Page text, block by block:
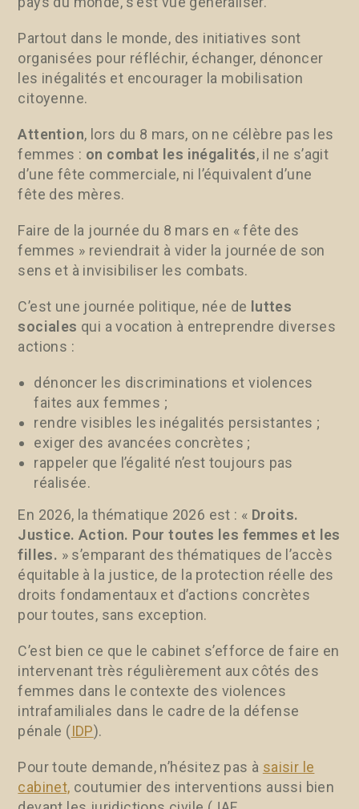
Partout dans le monde, des initiatives sont
organisées pour réfléchir, échanger, dénoncer
les inégalités et encourager la mobilisation
citoyenne.
Attention, lors du 8 mars, on ne célèbre pas les
femmes : on combat les inégalités, il ne s’agit
d’une fête commerciale, ni l’équivalent d’une
fête des mères.
Faire de la journée du 8 mars en « fête des
femmes » reviendrait à vider la journée de son
sens et à invisibiliser les combats.
C’est une journée politique, née de luttes
sociales qui a vocation à entreprendre diverses
actions :
dénoncer les discriminations et violences
faites aux femmes ;
rendre visibles les inégalités persistantes ;
exiger des avancées concrètes ;
rappeler que l’égalité n’est toujours pas
réalisée.
En 2026, la thématique 2026 est : « Droits.
Justice. Action. Pour toutes les femmes et les
filles. » s’emparant des thématiques de l’accès
équitable à la justice, de la protection réelle des
droits fondamentaux et d’actions concrètes
pour toutes, sans exception.
C’est bien ce que le cabinet s’efforce de faire en
intervenant très régulièrement aux côtés des
femmes dans le contexte des violences
intrafamiliales dans le cadre de la défense
pénale (IDP).
Pour toute demande, n’hésitez pas à saisir le
cabinet, coutumier des interventions aussi bien